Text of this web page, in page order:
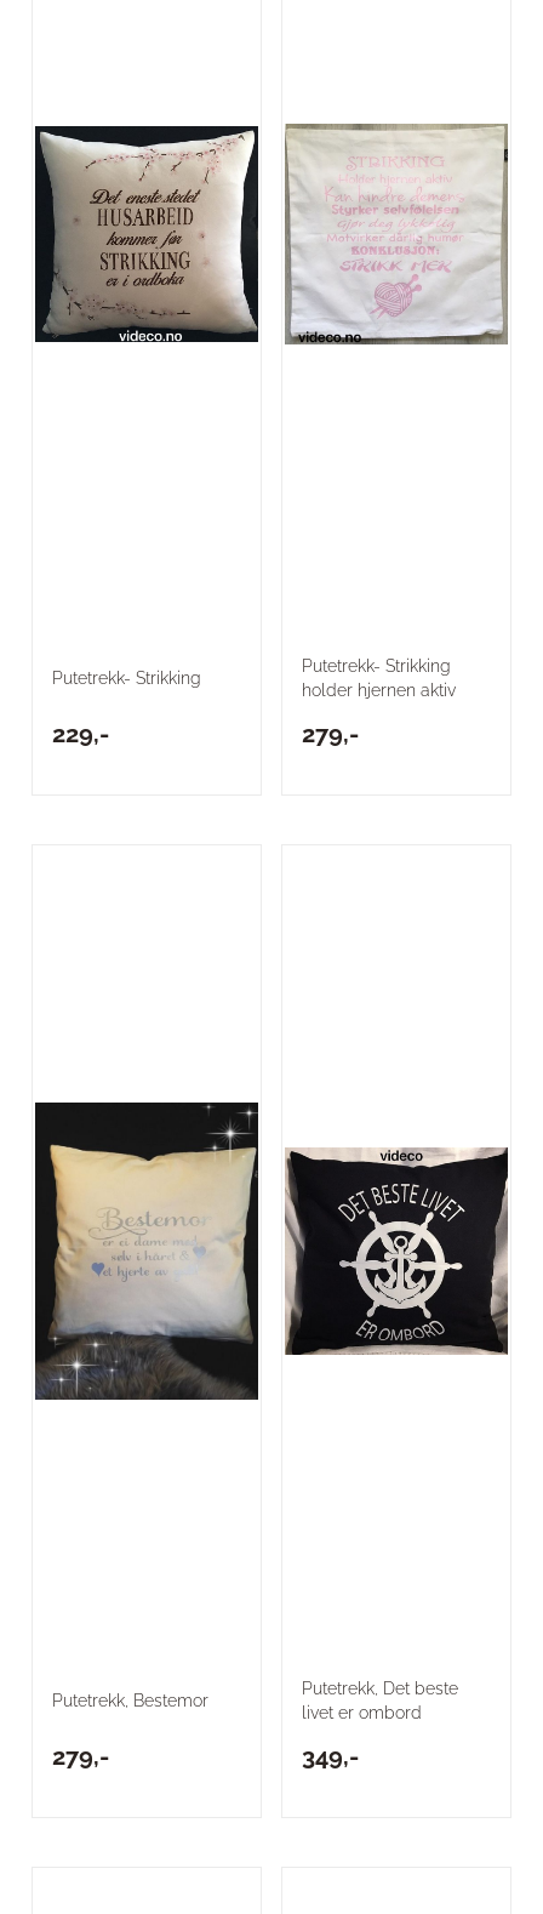
Putetrekk- Strikking
229,-
Putetrekk- Strikking
holder hjernen aktiv
279,-
Putetrekk, Bestemor
279,-
Putetrekk, Det beste
livet er ombord
349,-